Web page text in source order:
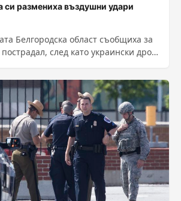
си размениха въздушни удари
Белгородска област съобщиха за
след като украински дрон